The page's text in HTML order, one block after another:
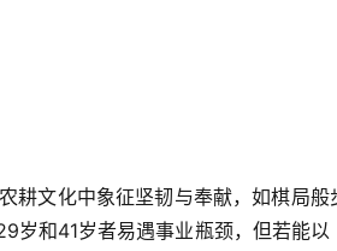
耕文化中象征坚韧与奉献，如棋局般
岁和41岁者易遇事业瓶颈，但若能以